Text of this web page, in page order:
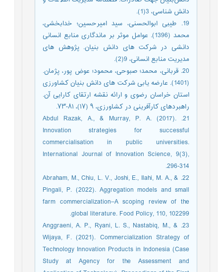
دانش شناسی، 3(1).
19. طیبی ابوالحسنی، سید امیرحسین؛ خدابخشی،
محمد (1396). عوامل موثر بر ماندگاری منابع انسانی
دانشی در شرکت های دانش بنیان. پژوهش های
مدیریت منابع انسانی، 9(2).
20. قربانی، محمد؛ صبوحی، محمود؛ عوض پور، پژمان.
(1401). عارضه یابی شرکت های دانش بنیان کشاورزی
استان خراسان رضوی و ارائه نقشه ارتقای کارایی آن.
راهبردهای کارآفرینی در کشاورزی، ۹ (۱۷)، ۸۱-۷۳.
21. Abdul Razak, A., & Murray, P. A. (2017).
Innovation strategies for successful
commercialisation in public universities.
International Journal of Innovation Science, 9(3),
296-314.
22. Abraham, M., Chiu, L. V., Joshi, E., Ilahi, M. A., &
Pingali, P. (2022). Aggregation models and small
farm commercialization–A scoping review of the
global literature. Food Policy, 110, 102299.‏
23. Anggraeni, A. P., Ryani, L. S., Nastabiq, M., &
Wijaya, F. (2021). Commercialization Strategy of
Technology Innovation Products in Indonesia (Case
Study at Agency for the Assessment and